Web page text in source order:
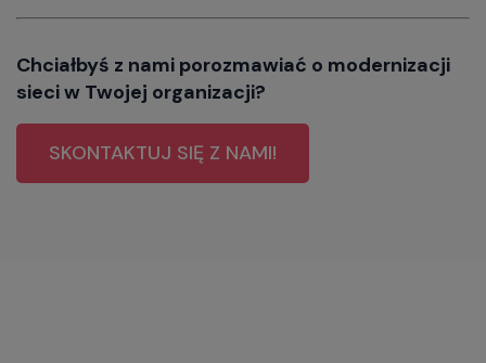
Chciałbyś z nami porozmawiać o modernizacji
sieci w Twojej organizacji?
SKONTAKTUJ SIĘ Z NAMI!